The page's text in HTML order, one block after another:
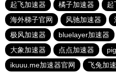
起飞加速器
橘子加速器 起
海外梯子官网
风驰加速器
极风加速器
bluelayer加速器
大象加速器
点点加速器
ikuuu.me加速器官网
飞兔加